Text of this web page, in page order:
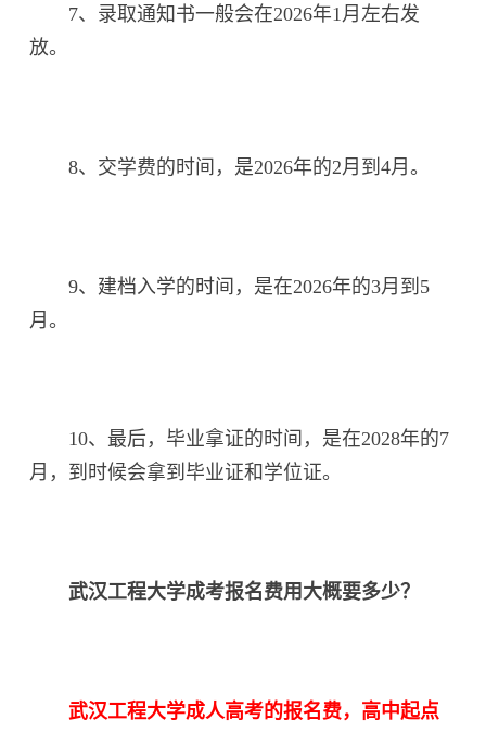
7、录取通知书一般会在2026年1月左右发
放。
8、交学费的时间，是2026年的2月到4月。
9、建档入学的时间，是在2026年的3月到5
月。
10、最后，毕业拿证的时间，是在2028年的7
月，到时候会拿到毕业证和学位证。
武汉工程大学成考报名费用大概要多少？
武汉工程大学成人高考的报名费，高中起点